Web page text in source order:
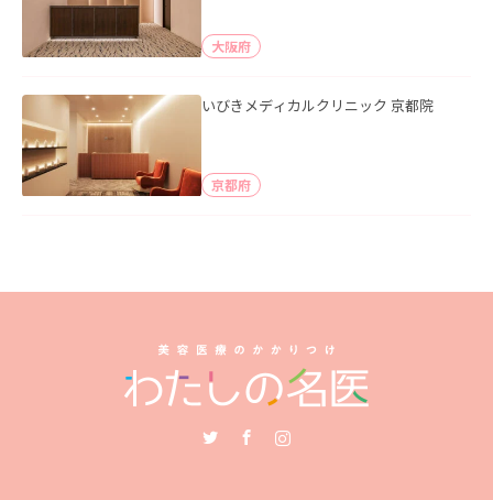
大阪府
いびきメディカルクリニック 京都院
京都府